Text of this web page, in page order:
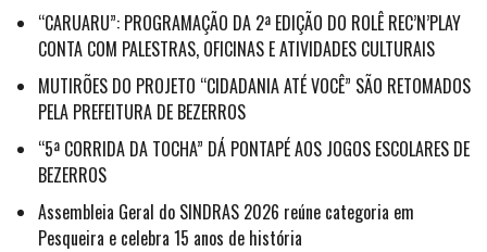
“CARUARU”: PROGRAMAÇÃO DA 2ª EDIÇÃO DO ROLÊ REC’N’PLAY
CONTA COM PALESTRAS, OFICINAS E ATIVIDADES CULTURAIS
MUTIRÕES DO PROJETO “CIDADANIA ATÉ VOCÊ” SÃO RETOMADOS
PELA PREFEITURA DE BEZERROS
“5ª CORRIDA DA TOCHA” DÁ PONTAPÉ AOS JOGOS ESCOLARES DE
BEZERROS
Assembleia Geral do SINDRAS 2026 reúne categoria em
Pesqueira e celebra 15 anos de história